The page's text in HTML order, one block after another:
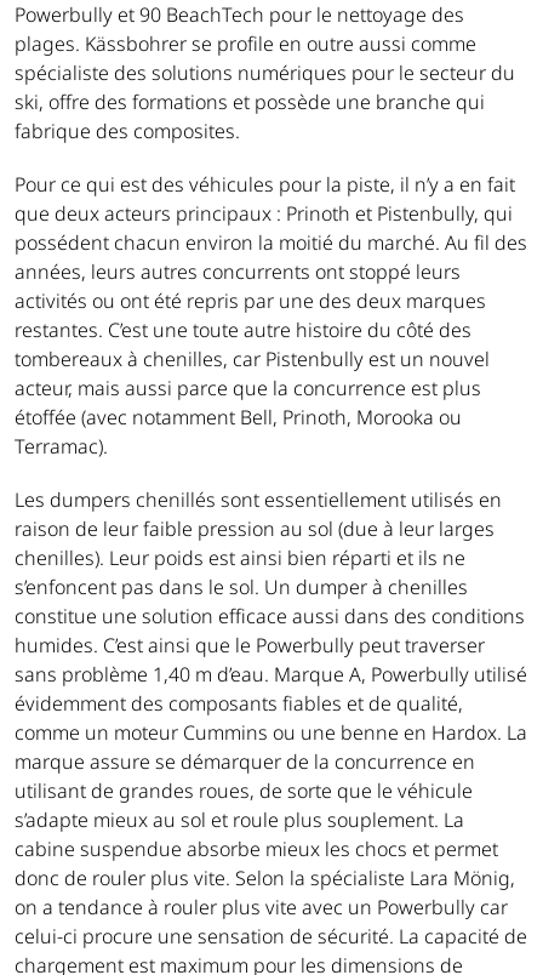
Powerbully et 90 BeachTech pour le nettoyage des
plages. Kässbohrer se profile en outre aussi comme
spécialiste des solutions numériques pour le secteur du
ski, offre des formations et possède une branche qui
fabrique des composites.
Pour ce qui est des véhicules pour la piste, il n’y a en fait
que deux acteurs principaux : Prinoth et Pistenbully, qui
possédent chacun environ la moitié du marché. Au fil des
années, leurs autres concurrents ont stoppé leurs
activités ou ont été repris par une des deux marques
restantes. C’est une toute autre histoire du côté des
tombereaux à chenilles, car Pistenbully est un nouvel
acteur, mais aussi parce que la concurrence est plus
étoffée (avec notamment Bell, Prinoth, Morooka ou
Terramac).
Les dumpers chenillés sont essentiellement utilisés en
raison de leur faible pression au sol (due à leur larges
chenilles). Leur poids est ainsi bien réparti et ils ne
s’enfoncent pas dans le sol. Un dumper à chenilles
constitue une solution efficace aussi dans des conditions
humides. C’est ainsi que le Powerbully peut traverser
sans problème 1,40 m d’eau. Marque A, Powerbully utilisé
évidemment des composants fiables et de qualité,
comme un moteur Cummins ou une benne en Hardox. La
marque assure se démarquer de la concurrence en
utilisant de grandes roues, de sorte que le véhicule
s’adapte mieux au sol et roule plus souplement. La
cabine suspendue absorbe mieux les chocs et permet
donc de rouler plus vite. Selon la spécialiste Lara Mönig,
on a tendance à rouler plus vite avec un Powerbully car
celui-ci procure une sensation de sécurité. La capacité de
chargement est maximum pour les dimensions de